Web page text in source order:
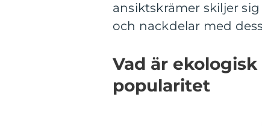
ansiktskrämer skiljer
och nackdelar med
Vad är
popularitet